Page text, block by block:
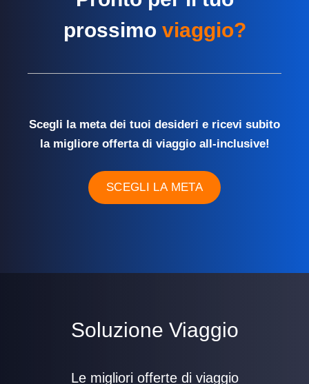
prossimo viaggio?
Scegli la meta dei tuoi desideri e ricevi subito
la migliore offerta di viaggio all-inclusive!
SCEGLI LA META
Soluzione Viaggio
Le migliori offerte di viaggio